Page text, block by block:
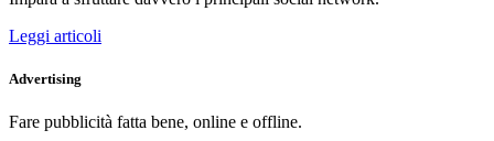
Leggi articoli
Advertising
Fare pubblicità fatta bene, online e offline.